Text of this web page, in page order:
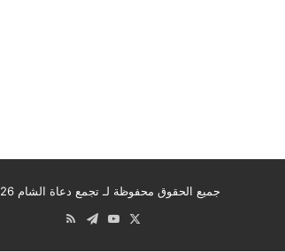
جميع الحقوق محفوظة لـ تجمع دعاة الشام 2026
‫YouTube
تيلقرامملخص